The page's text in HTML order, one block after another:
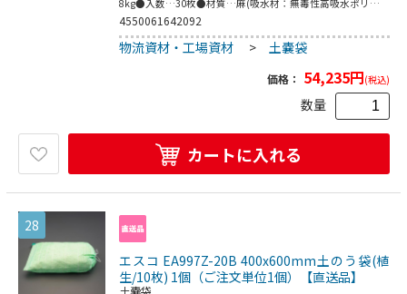
8kg●入数…30枚●材質…麻(吸水材：無毒性高吸水ポリマ
ー)●用途…家屋、店舗、車庫等の浸水防止地下道、地階へ
スピードが早い●2～3回の再利用ができます●積み上げた
め、土砂の少ない都市部での水害対策に最適●軽くコンパク
トなので緊急時の持ち運びが素早くでき、備蓄にも適してい
ます●紙おむつと同じ素材の無毒性高吸水ポリマーを天然の
麻繊維で包んでいるので安全性が高く、環境にやさしい●梱
包サイズ:470×640×145●梱包重量8320g
4550061642092
物流資材・工場資材 > 土嚢袋
価格： 54,235円(税込)
数量
カートに入れる
28
エスコ EA997Z-20B 400x600mm土のう袋(植
生/10枚) 1個（ご注文単位1個）【直送品】